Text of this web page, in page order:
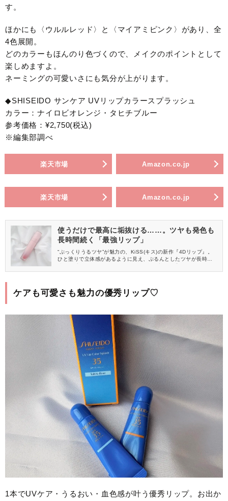
す。
ほかにも〈ウルルレッド〉と〈マイアミピンク〉があり、全
4色展開。
どのカラーもほんのり色づくので、メイクのポイントとして
楽しめますよ。
ネーミングの可愛いさにも気分が上がります。
◆SHISEIDO サンケア UVリップカラースプラッシュ
カラー：ナイロビオレンジ・タヒチブルー
参考価格：¥2,750(税込)
※編集部調べ
楽天市場 Amazon.co.jp
楽天市場 Amazon.co.jp
使うだけで最高に垢抜ける……。ツヤも発色も
長時間続く「最強リップ」
“ぷっくりうるツヤ”が魅力の、KiSS(キス)の新作『4Dリップ』。
ひと塗りで立体感があるように見え、ぷるんとしたツヤが長時間
ィグ」をレビューします。
ケアも可愛さも魅力の優秀リップ♡
1本でUVケア・うるおい・血色感が叶う優秀リップ。お出か